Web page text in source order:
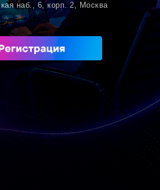
наб., 6, корп. 2, Москва